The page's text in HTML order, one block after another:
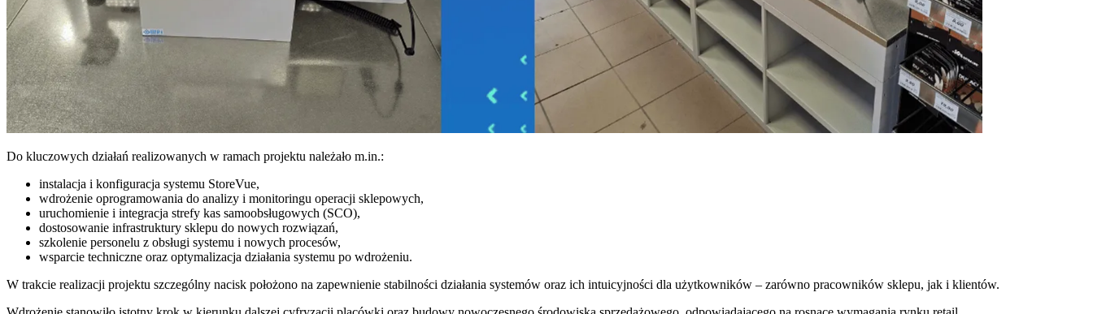
Do kluczowych działań realizowanych w ramach projektu należało m.in.:
instalacja i konfiguracja systemu StoreVue,
wdrożenie oprogramowania do analizy i monitoringu operacji sklepowych,
uruchomienie i integracja strefy kas samoobsługowych (SCO),
dostosowanie infrastruktury sklepu do nowych rozwiązań,
szkolenie personelu z obsługi systemu i nowych procesów,
wsparcie techniczne oraz optymalizacja działania systemu po wdrożeniu.
W trakcie realizacji projektu szczególny nacisk położono na zapewnienie stabilności działania systemów oraz ich intuicyjności dla użytkowników – zarówno pracowników sklepu, jak i klientów.